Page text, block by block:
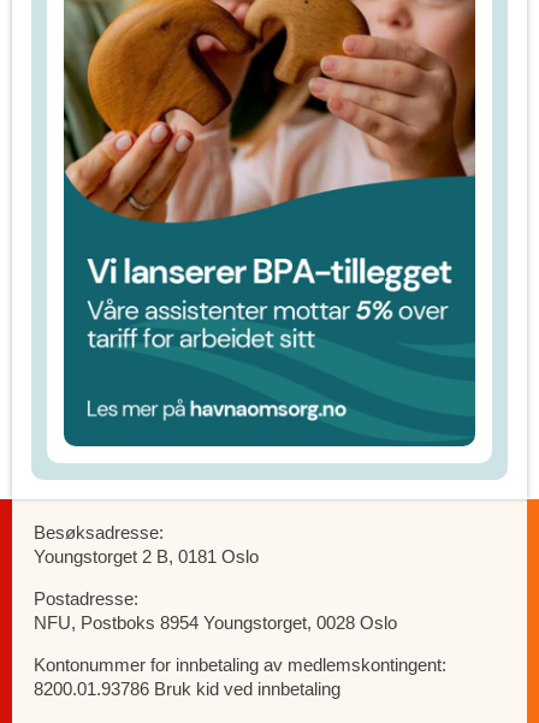
Besøksadresse:
Youngstorget 2 B, 0181 Oslo
Postadresse:
NFU, Postboks 8954 Youngstorget, 0028 Oslo
Kontonummer for innbetaling av medlemskontingent:
8200.01.93786 Bruk kid ved innbetaling